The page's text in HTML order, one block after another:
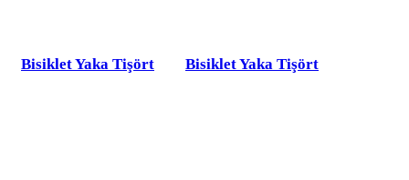
Bisiklet Yaka Tişört Bisiklet Yaka Tişört